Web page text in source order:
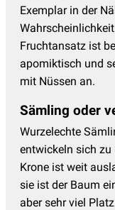
Exemplar in der
Fruchtansatz ist
apomiktisch und
mit Nüssen an.
Sämling oder
Wurzelechte
entwickeln sich zu
Krone ist weit
sie ist der Baum
aber sehr viel